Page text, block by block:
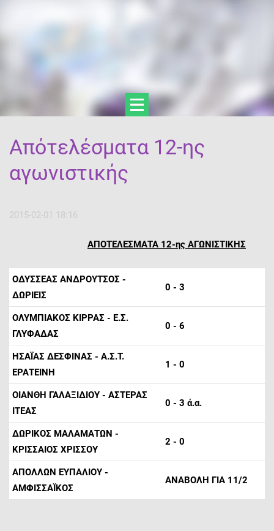
Απότελέσματα 12-ης
αγωνιστικής
2015-02-01 18:16
ΑΠΟΤΕΛΕΣΜΑΤΑ 12-ης ΑΓΩΝΙΣΤΙΚΗΣ
ΟΔΥΣΣΕΑΣ ΑΝΔΡΟΥΤΣΟΣ -
ΔΩΡΙΕΙΣ
0 - 3
ΟΛΥΜΠΙΑΚΟΣ ΚΙΡΡΑΣ - Ε.Σ.
ΓΛΥΦΑΔΑΣ
0 - 6
ΗΣΑΪΑΣ ΔΕΣΦΙΝΑΣ - Α.Σ.Τ.
ΕΡΑΤΕΙΝΗ
1 - 0
ΟΙΑΝΘΗ ΓΑΛΑΞΙΔΙΟΥ - ΑΣΤΕΡΑΣ
ΙΤΕΑΣ
0 - 3 ά.α.
ΔΩΡΙΚΟΣ ΜΑΛΑΜΑΤΩΝ -
ΚΡΙΣΣΑΙΟΣ ΧΡΙΣΣΟΥ
2 - 0
ΑΠΟΛΛΩΝ ΕΥΠΑΛΙΟΥ -
ΑΜΦΙΣΣΑΪΚΟΣ
ΑΝΑΒΟΛΗ ΓΙΑ 11/2